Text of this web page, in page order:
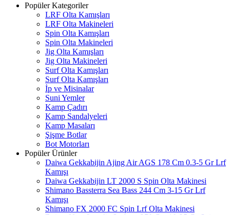
Popüler Kategoriler
LRF Olta Kamışları
LRF Olta Makineleri
Spin Olta Kamışları
Spin Olta Makineleri
Jig Olta Kamışları
Jig Olta Makineleri
Surf Olta Kamışları
Surf Olta Kamışları
İp ve Misinalar
Suni Yemler
Kamp Çadırı
Kamp Sandalyeleri
Kamp Masaları
Şişme Botlar
Bot Motorları
Popüler Ürünler
Daiwa Gekkabijin Ajing Air AGS 178 Cm 0.3-5 Gr Lrf
Kamışı
Daiwa Gekkabijin LT 2000 S Spin Olta Makinesi
Shimano Bassterra Sea Bass 244 Cm 3-15 Gr Lrf
Kamışı
Shimano FX 2000 FC Spin Lrf Olta Makinesi